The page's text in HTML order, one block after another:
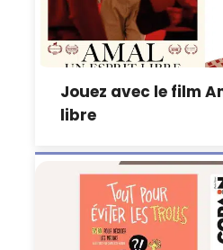
Jouez avec le film
libre